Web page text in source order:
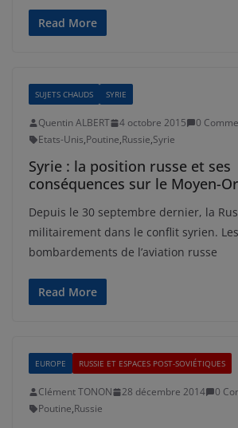
Read More
SUJETS CHAUDS SYRIE
Quentin ALBERT 4 octobre 2015
0
Etats-Unis,Poutine,Russie,Syrie
Syrie : la position russe et ses
conséquences sur le Moyen-
Depuis le 30 septembre dernier, la
militairement dans le conflit syrien.
bombardements de l’aviation russe
Read More
EUROPE RUSSIE ET ESPACES POST-SOVIÉTIQUES
Clément TONON 28 décembre 2014
0
Poutine,Russie